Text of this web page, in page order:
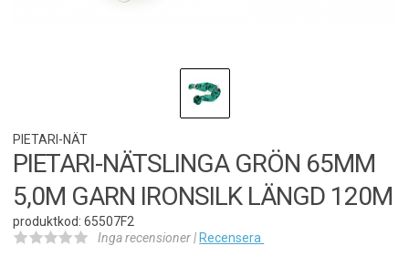
PIETARI-NÄT
PIETARI-NÄTSLINGA GRÖN 65MM
5,0M GARN IRONSILK LÄNGD 120M
produktkod: 65507F2
Inga recensioner | Recensera